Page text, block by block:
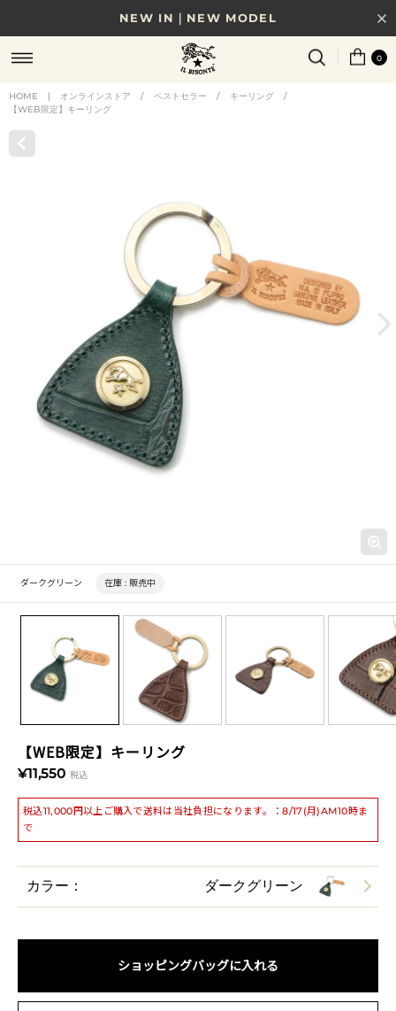
NEW IN｜NEW MODEL
8/17(月)10時まで｜税込11,000円以上で送料無料
贈る相手やシーンから選べる、新しいギフトガイド
0
HOME | オンラインストア / ベストセラー / キーリング
/
【WEB限定】キーリング
【WEB限定】キーリング
¥11,550 税込
税込11,000円以上ご購入で送料は当社負担になります。：8/17(月)AM10時ま
で
ダークグリーン 在庫 : 販売中
カラー： ダークグリーン
ショッピングバッグに入れる